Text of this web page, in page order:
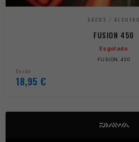
SACOS / ALCOFAS
FUSION 450
Esgotado
FUSION 450
Desde
18,95 €